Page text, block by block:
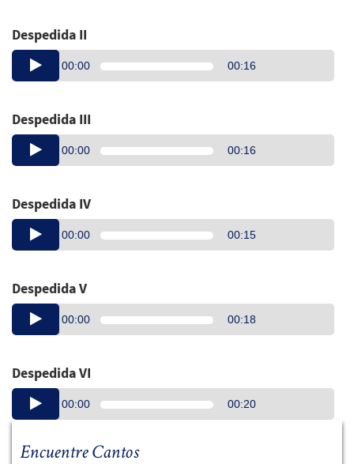
Despedida II
Audio
Player
00:00 00:16
Despedida III
Audio
Player
00:00 00:16
Despedida IV
Audio
Player
00:00 00:15
Despedida V
Audio
Player
00:00 00:18
Despedida VI
Audio
Player
00:00 00:20
Encuentre Cantos